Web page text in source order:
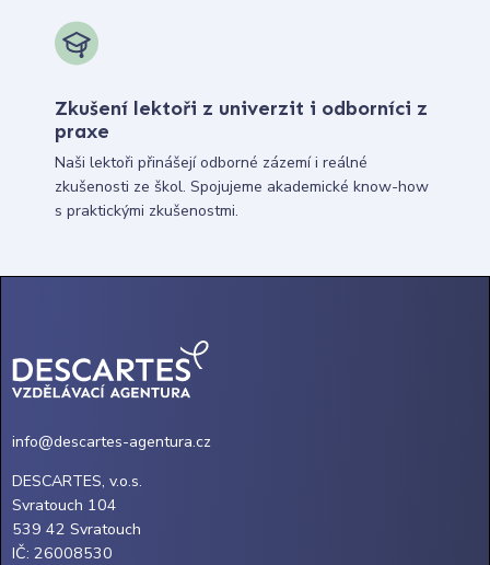
Zkušení lektoři z univerzit i odborníci z
praxe
Naši lektoři přinášejí odborné zázemí i reálné
zkušenosti ze škol. Spojujeme akademické know-how
s praktickými zkušenostmi.
info@descartes-agentura.cz
DESCARTES, v.o.s.
Svratouch 104
539 42 Svratouch
IČ: 26008530